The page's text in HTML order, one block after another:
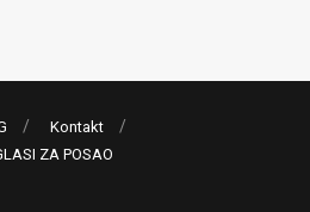
Kontakt
ZA POSAO